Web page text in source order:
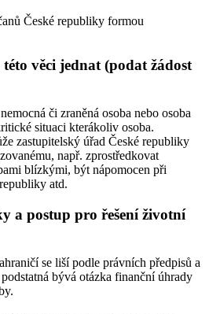
České republiky formou
věci jednat (podat žádost
či zraněná osoba nebo osoba
situaci kterákoliv osoba.
zastupitelský úřad České republiky
např. zprostředkovat
blízkými, být nápomocen při
atd.
a postup pro řešení životní
se liší podle právních předpisů a
bývá otázka finanční úhrady